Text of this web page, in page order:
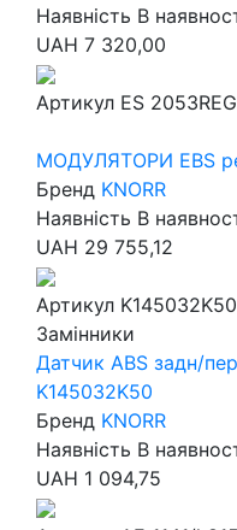
Наявність В
UAH 7 320,00
Артикул ES 2053REG
МОДУЛЯТОРИ EBS
Бренд KNORR
Наявність В
UAH 29 755,12
Артикул K145032K50
Замінники
Датчик ABS задн/
K145032K50
Бренд KNORR
Наявність В
UAH 1 094,75